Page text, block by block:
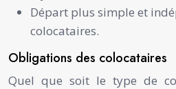
Départ plus simple et
colocataires.
Obligations des colocataires
Quel que soit le type de